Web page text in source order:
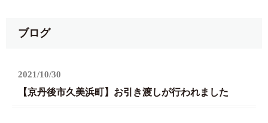
ブログ
2021/10/30
【京丹後市久美浜町】お引き渡しが行われました